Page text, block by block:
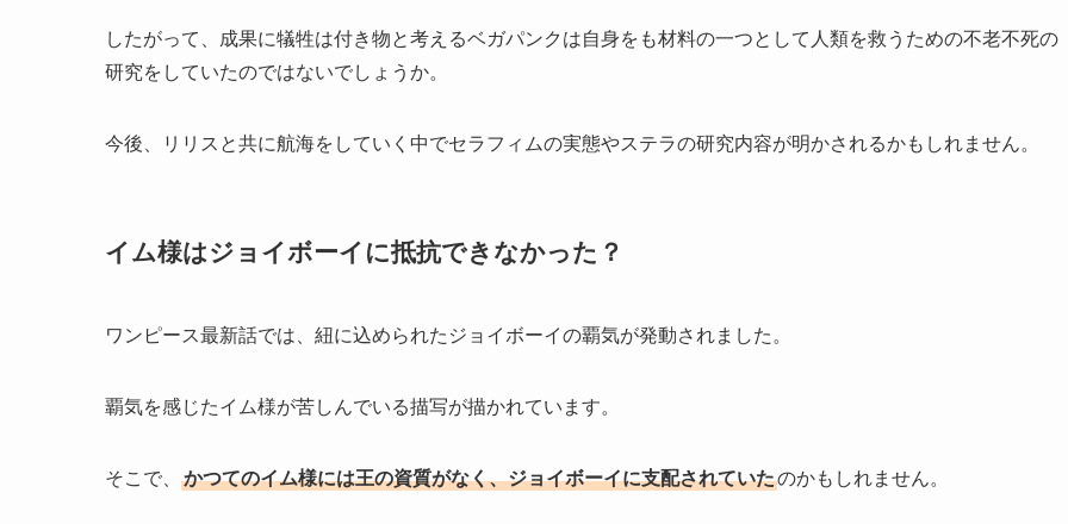
したがって、成果に犠牲は付き物と考えるベガパンクは自身をも材料の一つとして人類を救うための不老不死の
研究をしていたのではないでしょうか。
今後、リリスと共に航海をしていく中でセラフィムの実態やステラの研究内容が明かされるかもしれません。
イム様はジョイボーイに抵抗できなかった？
ワンピース最新話では、紐に込められたジョイボーイの覇気が発動されました。
覇気を感じたイム様が苦しんでいる描写が描かれています。
そこで、 かつてのイム様には王の資質がなく、ジョイボーイに支配されていたのかもしれません。